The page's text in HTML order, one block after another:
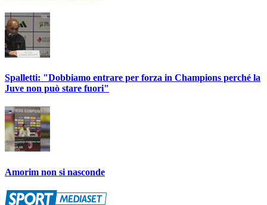
Spalletti: "Dobbiamo entrare per forza in Champions perché la
Juve non può stare fuori"
Amorim non si nasconde